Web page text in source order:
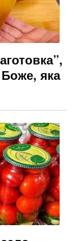
яка